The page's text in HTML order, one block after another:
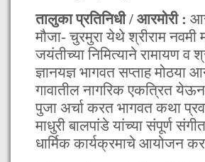
तालुका प्रतिनिधी / आरमोरी :
मौजा- चुरमुरा येथे श्रीराम नवमी
जयंतीच्या निमित्याने रामायण व
ज्ञानयज्ञ भागवत सप्ताह मोठया
गावातील नागरिक एकत्रित
पुजा अर्चा करत भागवत कथा
माधुरी बालपांडे यांच्या संपूर्ण
धार्मिक कार्यक्रमाचे आयोजन